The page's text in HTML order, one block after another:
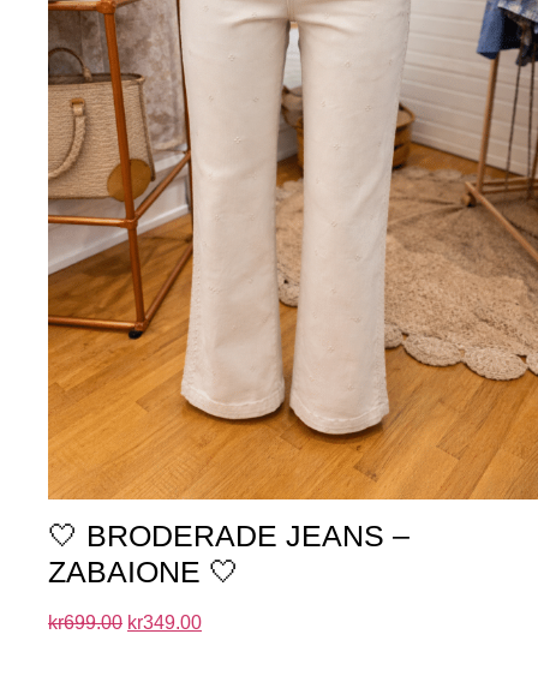
🤍 BRODERADE JEANS –
ZABAIONE 🤍
kr699.00 kr349.00